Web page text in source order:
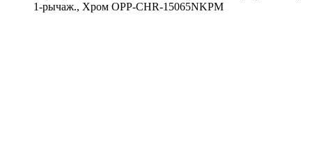
1-рычаж., Хром OPP-CHR-15065NKPM